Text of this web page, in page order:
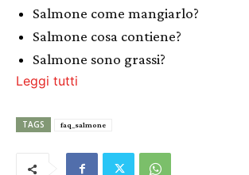
Salmone come mangiarlo?
Salmone cosa contiene?
Salmone sono grassi?
Leggi tutti
TAGS faq_salmone